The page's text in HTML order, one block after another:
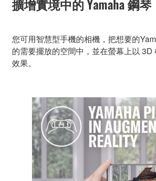
擴增實境中的 Yamaha 鋼琴
您可用智慧型手機的相機，把想要的
的需要擺放的空間中，並在螢幕上以 3D
效果。